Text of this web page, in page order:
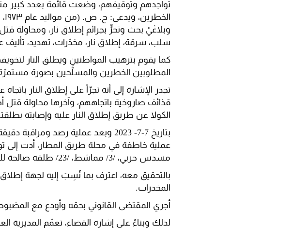
تواجدهم وتوقيفهم، وضعت قائمة بعدد كبير
وبلاغَيْ بحث وتحرٍّ بجرائم إطلاق نار، ومحاولة
سلب، سرقة، إطلاق نار، مخدّرات، تهديد، تأليف
كما يقوم بترهيب المواطنين ويطلق النار
المطلوبين الخطرين والمسلَّحين بصورة مستمرّة، وقد تمّ
تجدر الإشارة إلى أنه تجرّأ على إطلاق النار
الكولا عن طريق إطلاق النار عليه وإصابته
بتاريخ 7-7- 2023 وبعد عملية رصد
عملية خاطفة في محلة طريق المطار، أدت إلى
مسدس حربي، /3/ مماشط، /23/ طلقة صالحة للاستعمال، وكمية من المخدرات.
بالتحقيق معه، اعترف بما نُسِبَ إليه لجهة إطلاق
المخدرات.
أجري المقتضى القانوني بحقه وأودع مع
لذلك وبناءً على إشارة القضاء، تعمّم المديرية